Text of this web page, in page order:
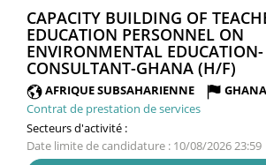
CAPACITY BUILDING OF
EDUCATION PERSONNEL ON
ENVIRONMENTAL
CONSULTANT-GHANA (H/F)
AFRIQUE SUBSAHARIENNE
GHANA
Contrat de prestation de services
Secteurs d'activité :
Date limite de candidature : 10/08/2026 23:59